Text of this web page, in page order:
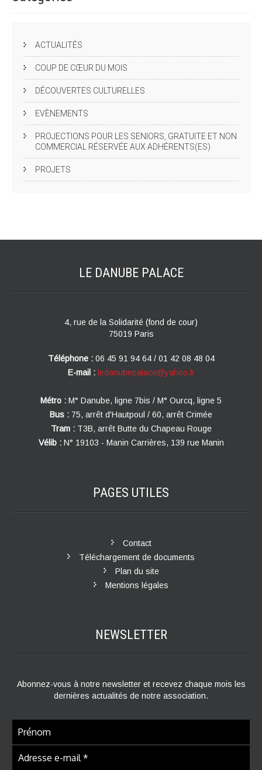
ACTUALITÉS
COUP DE CŒUR DU MOIS
DÉCOUVERTES CULTURELLES
EVÈNEMENTS
PROJECTIONS POUR LES SENIORS, GRATUITE ET NON
COMMERCIAL RÉSERVÉE AUX ADHÉRENTS(ES)
PROJETS
LE DANUBE PALACE
4, rue de la Solidarité (fond de cour)
75019 Paris
Téléphone : 06 45 91 94 64 / 01 42 08 48 04
E-mail : ledanubepalace@yahoo.fr
Métro : M° Danube, ligne 7bis / M° Ourcq, ligne 5
Bus : 75, arrêt d'Hautpoul / 60, arrêt Crimée
Tram : T3B, arrêt Butte du Chapeau Rouge
Vélib : N° 19103 - Manin Carrières, 139 rue Manin
PAGES UTILES
Contact
Téléchargement de documents
Plan du site
Mentions légales
NEWSLETTER
Abonnez-vous à notre newsletter et recevez chaque mois les
dernières actualités de notre association.